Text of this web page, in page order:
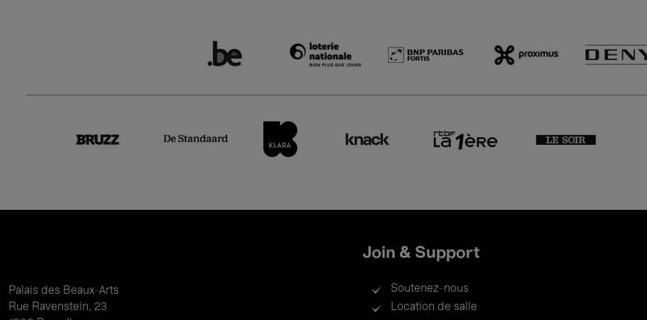
Palais des Beaux-Arts
Rue Ravenstein, 23
Join & Support
Soutenez-nous
Location de salle